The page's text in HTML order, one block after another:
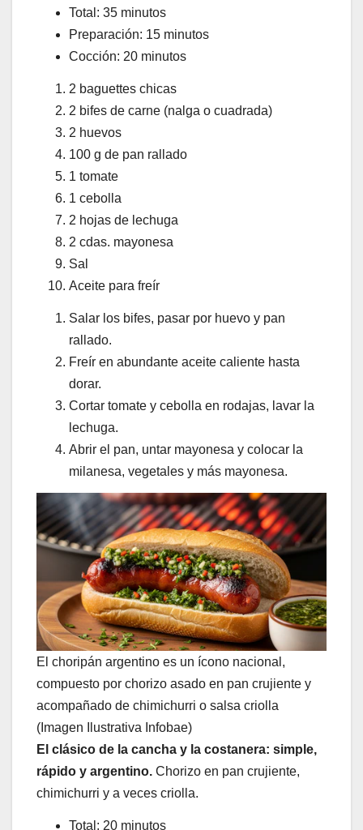
Total: 35 minutos
Preparación: 15 minutos
Cocción: 20 minutos
2 baguettes chicas
2 bifes de carne (nalga o cuadrada)
2 huevos
100 g de pan rallado
1 tomate
1 cebolla
2 hojas de lechuga
2 cdas. mayonesa
Sal
Aceite para freír
Salar los bifes, pasar por huevo y pan
rallado.
Freír en abundante aceite caliente hasta
dorar.
Cortar tomate y cebolla en rodajas, lavar la
lechuga.
Abrir el pan, untar mayonesa y colocar la
milanesa, vegetales y más mayonesa.
El choripán argentino es un ícono nacional,
compuesto por chorizo asado en pan crujiente y
acompañado de chimichurri o salsa criolla
(Imagen Ilustrativa Infobae)
El clásico de la cancha y la costanera: simple,
rápido y argentino. Chorizo en pan crujiente,
chimichurri y a veces criolla.
Total: 20 minutos